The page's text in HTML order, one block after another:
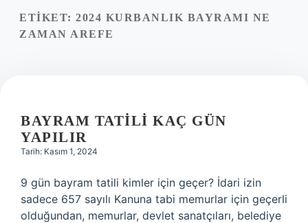
Yasal Uyarı
ETIKET: 2024 KURBANLIK BAYRAMI NE
ZAMAN AREFE
BAYRAM TATILI KAÇ GÜN
YAPILIR
Tarih: Kasım 1, 2024
9 gün bayram tatili kimler için geçer? İdari izin
sadece 657 sayılı Kanuna tabi memurlar için geçerli
olduğundan, memurlar, devlet sanatçıları, belediye